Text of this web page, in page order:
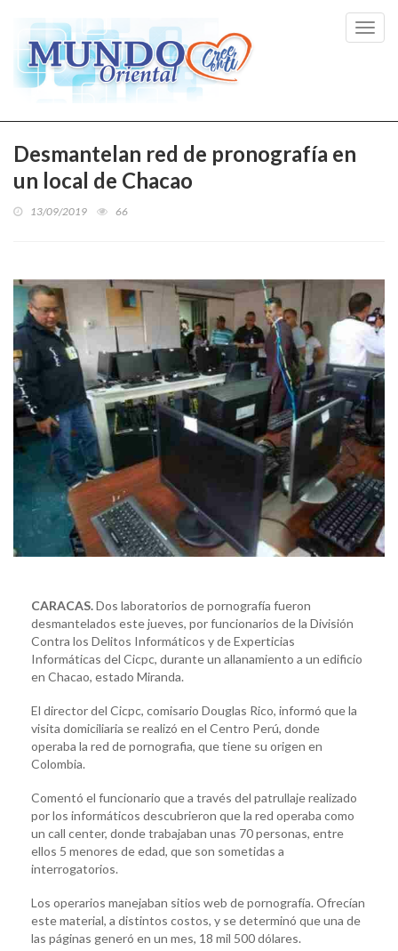
Desmantelan red de pronografía en
un local de Chacao
13/09/2019 66
CARACAS.Dos laboratorios de pornografía fueron
desmantelados este jueves, por funcionarios de la División
Contra los Delitos Informáticos y de Experticias
Informáticas del Cicpc, durante un allanamiento a un edificio
en Chacao, estado Miranda.
El director del Cicpc, comisario Douglas Rico, informó que la
visita domiciliaria se realizó en el Centro Perú, donde
operaba la red de pornografia, que tiene su origen en
Colombia.
Comentó el funcionario que a través del patrullaje realizado
por los informáticos descubrieron que la red operaba como
un call center, donde trabajaban unas 70 personas, entre
ellos 5 menores de edad, que son sometidas a
interrogatorios.
Los operarios manejaban sitios web de pornografía. Ofrecían
este material, a distintos costos, y se determinó que una de
las páginas generó en un mes, 18 mil 500 dólares.